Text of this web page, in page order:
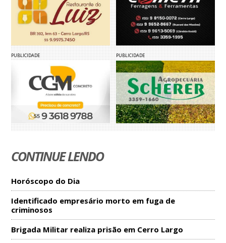
PUBLICIDADE PUBLICIDADE
CONTINUE LENDO
Horóscopo do Dia
Identificado empresário morto em fuga de
criminosos
Brigada Militar realiza prisão em Cerro Largo